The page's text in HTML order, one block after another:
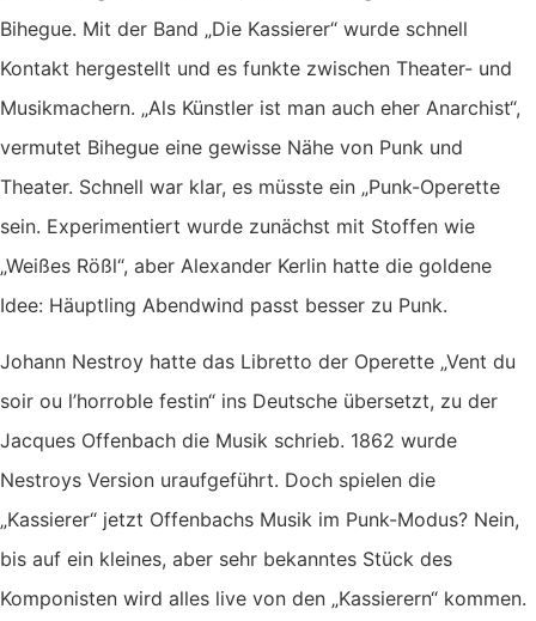
Bihegue. Mit der Band „Die Kassierer“ wurde schnell
Kontakt hergestellt und es funkte zwischen Theater- und
Musikmachern. „Als Künstler ist man auch eher Anarchist“,
vermutet Bihegue eine gewisse Nähe von Punk und
Theater. Schnell war klar, es müsste ein „Punk-Operette
sein. Experimentiert wurde zunächst mit Stoffen wie
„Weißes Rößl“, aber Alexander Kerlin hatte die goldene
Idee: Häuptling Abendwind passt besser zu Punk.
Johann Nestroy hatte das Libretto der Operette „Vent du
soir ou l’horroble festin“ ins Deutsche übersetzt, zu der
Jacques Offenbach die Musik schrieb. 1862 wurde
Nestroys Version uraufgeführt. Doch spielen die
„Kassierer“ jetzt Offenbachs Musik im Punk-Modus? Nein,
bis auf ein kleines, aber sehr bekanntes Stück des
Komponisten wird alles live von den „Kassierern“ kommen.